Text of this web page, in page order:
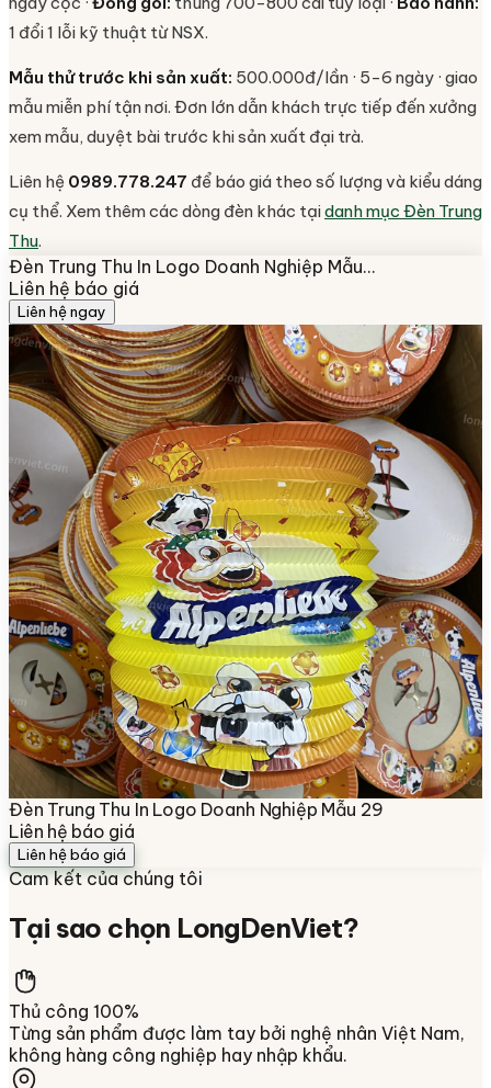
1 đổi 1 lỗi kỹ thuật từ NSX.
Mẫu thử trước khi sản xuất: 500.000đ/lần · 5-6 ngày · giao
mẫu miễn phí tận nơi. Đơn lớn dẫn khách trực tiếp đến xưởng
xem mẫu, duyệt bài trước khi sản xuất đại trà.
Liên hệ 0989.778.247 để báo giá theo số lượng và kiểu dáng
cụ thể. Xem thêm các dòng đèn khác tạidanh mục Đèn Trung
Thu.
Đèn Trung Thu In Logo Doanh Nghiệp Mẫu…
Liên hệ báo giá
Liên hệ ngay
Đèn Trung Thu In Logo Doanh Nghiệp Mẫu 29
Liên hệ báo giá
Liên hệ báo giá
Cam kết của chúng tôi
Tại sao chọn LongDenViet?
Thủ công 100%
Từng sản phẩm được làm tay bởi nghệ nhân Việt Nam,
không hàng công nghiệp hay nhập khẩu.